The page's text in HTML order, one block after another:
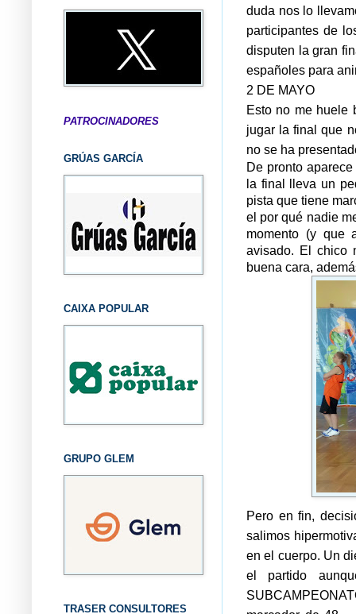
duda nos lo
participantes de
disputen la gran
españoles para
2 DE MAYO
Esto no me huele
jugar la final que
no se ha
De pronto
la final lleva un
pista que tiene
el por qué nadie
momento (y que
avisado. El chico
buena cara,
Pero en fin,
salimos
en el cuerpo. Un
el partido
PATROCINADORES
GRÚAS GARCÍA
CAIXA POPULAR
GRUPO GLEM
TRASER CONSULTORES